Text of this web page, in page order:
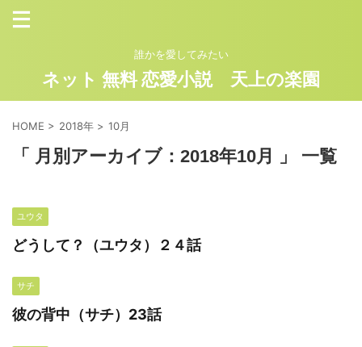
誰かを愛してみたい
ネット 無料 恋愛小説 天上の楽園
HOME > 2018年 > 10月
「 月別アーカイブ：2018年10月 」 一覧
ユウタ
どうして？（ユウタ）２４話
サチ
彼の背中（サチ）23話